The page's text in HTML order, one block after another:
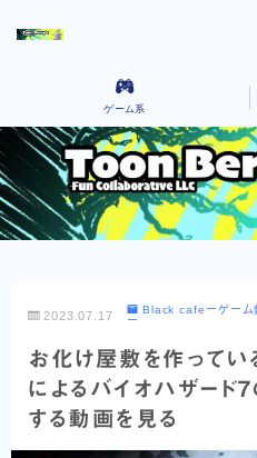
home
Ai lain spear head-気
Black cafeーゲーム動画
コーヒーを飲みながら、
お問い合わせ
プライバシーポリシー
ゲーム系
2023.07.17
Black cafeーゲーム
ー
お化け屋敷を作ってい
によるバイオハザード
する動画を見る